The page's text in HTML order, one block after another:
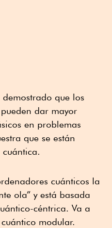
que los
dar mayor
en problemas
que se están
cuánticos la
ola” y está basada
céntrica. Va a
modular.